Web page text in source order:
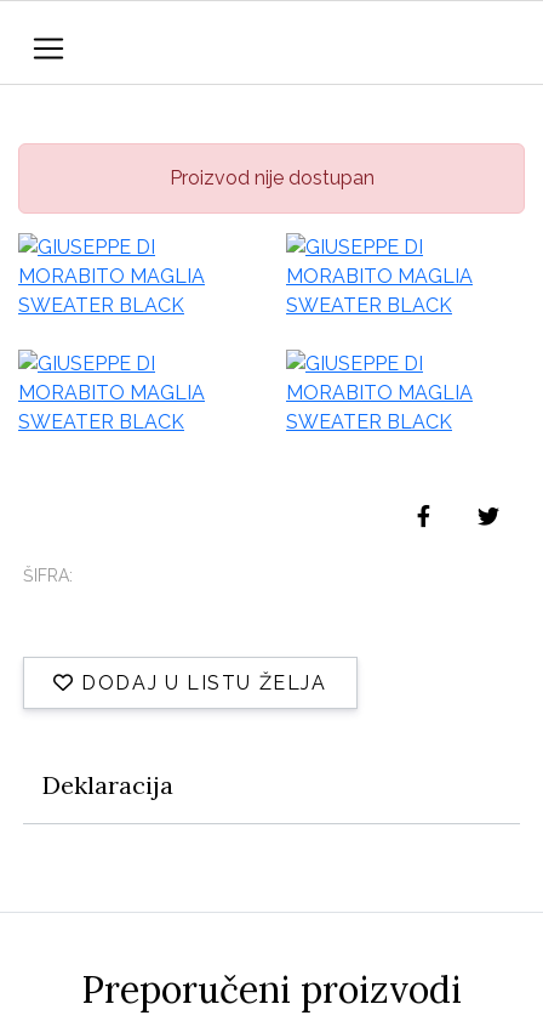
Proizvod nije dostupan
ŠIFRA:
DODAJ U LISTU ŽELJA
Deklaracija
Preporučeni proizvodi